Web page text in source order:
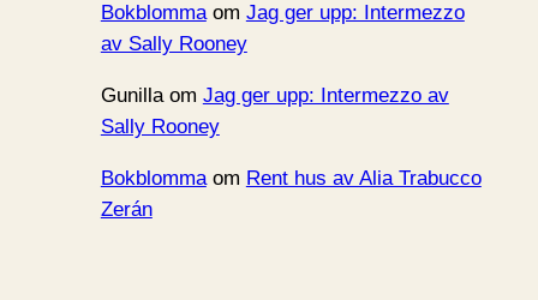
Bokblommaom Jag ger upp: Intermezzo
av Sally Rooney
Gunillaom Jag ger upp: Intermezzo av
Sally Rooney
Bokblommaom Rent hus av Alia Trabucco
Zerán